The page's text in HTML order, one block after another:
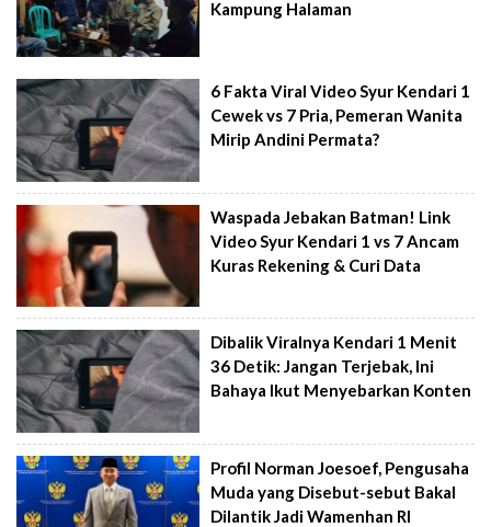
Kampung Halaman
6 Fakta Viral Video Syur Kendari 1
Cewek vs 7 Pria, Pemeran Wanita
Mirip Andini Permata?
Waspada Jebakan Batman! Link
Video Syur Kendari 1 vs 7 Ancam
Kuras Rekening & Curi Data
Dibalik Viralnya Kendari 1 Menit
36 Detik: Jangan Terjebak, Ini
Bahaya Ikut Menyebarkan Konten
Profil Norman Joesoef, Pengusaha
Muda yang Disebut-sebut Bakal
Dilantik Jadi Wamenhan RI